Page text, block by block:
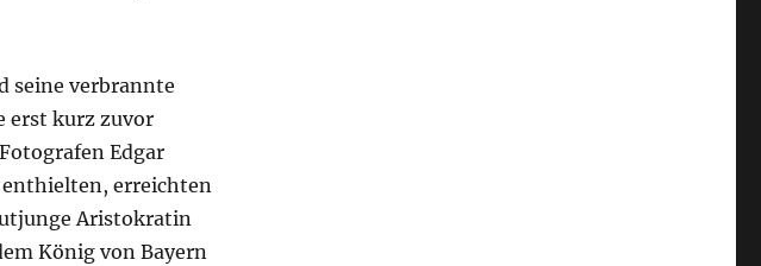
seine verbrannte
erst kurz zuvor
Edgar
enthielten, erreichten
Aristokratin
König von Bayern